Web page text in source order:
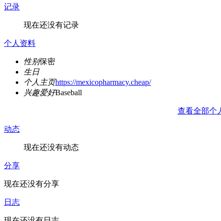
记录
现在还没有记录
个人资料
性别保密
生日
个人主页https://mexicopharmacy.cheap/
兴趣爱好Baseball
查看全部个
动态
现在还没有动态
分享
现在还没有分享
日志